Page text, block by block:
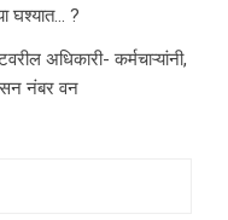
घश्यात… ?
अधिकारी- कर्मचाऱ्यांनी,
नंबर वन